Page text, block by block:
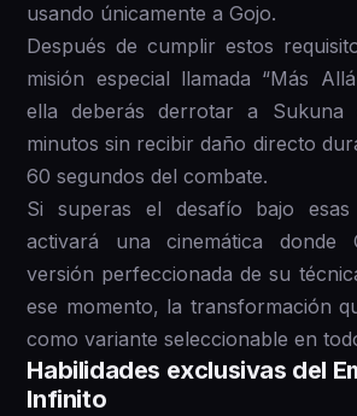
usando únicamente a Gojo.
Después de cumplir estos
misión especial llamada “Más
ella deberás derrotar a
minutos sin recibir daño directo
60 segundos del combate.
Si superas el desafío bajo esas
activará una cinemática donde
versión perfeccionada de su
ese momento, la transformación
como variante seleccionable en
Habilidades exclusivas del
Infinito